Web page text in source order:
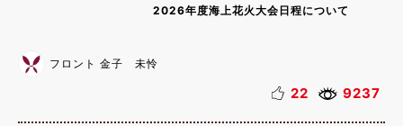
2026年度海上花火大会日程について
フロント 金子 未怜
22 9237